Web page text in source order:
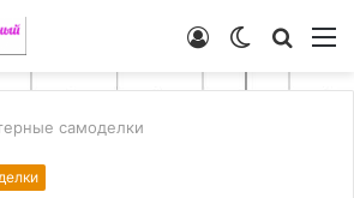
Switch
Войти
самоделки